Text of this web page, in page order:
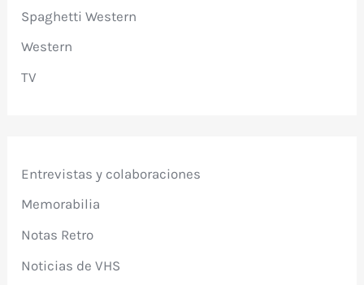
Spaghetti Western
Western
TV
Entrevistas y colaboraciones
Memorabilia
Notas Retro
Noticias de VHS